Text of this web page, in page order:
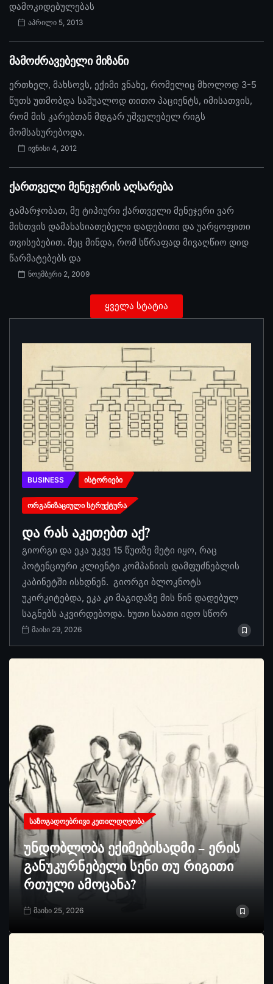
დამოკიდებულებას
აპრილი 5, 2013
მამოძრავებელი მიზანი
ერთხელ, მახსოვს, ექიმი ვნახე, რომელიც მხოლოდ 3-5
წუთს უთმობდა საშუალოდ თითო პაციენტს, იმისათვის,
რომ მის კარებთან მდგარ უშველებელ რიგს
მომსახურებოდა.
ივნისი 4, 2012
ქართველი მენეჯერის აღსარება
გამარჯობათ, მე ტიპიური ქართველი მენეჯერი ვარ
მისთვის დამახასიათებელი დადებითი და უარყოფითი
თვისებებით. მეც მინდა, რომ სწრაფად მივაღწიო დიდ
წარმატებებს და
ნოემბერი 2, 2009
ყველა სტატია
BUSINESS ᲘᲡᲢᲝᲠᲘᲔᲑᲘ
ᲝᲠᲒᲐᲜᲘᲖᲐᲪᲘᲣᲚᲘ ᲡᲢᲠᲣᲥᲢᲣᲠᲐ
და რას აკეთებთ აქ?
გიორგი და ეკა უკვე 15 წუთზე მეტი იყო, რაც
პოტენციური კლიენტი კომპანიის დამფუძნებლის
კაბინეტში ისხდნენ. გიორგი ბლოკნოტს
უკირკიტებდა, ეკა კი მაგიდაზე მის წინ დადებულ
საგნებს აკვირდებოდა. ხუთი საათი იდო სწორ
მაისი 29, 2026
ᲡᲐᲖᲝᲒᲐᲓᲝᲔᲑᲠᲘᲕᲘ ᲙᲔᲗᲘᲚᲓᲦᲔᲝᲑᲐ
უნდობლობა ექიმებისადმი – ერის
განუკურნებელი სენი თუ რიგითი
რთული ამოცანა?
მაისი 25, 2026